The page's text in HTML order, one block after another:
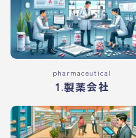
pharmaceutical
1.製薬会社